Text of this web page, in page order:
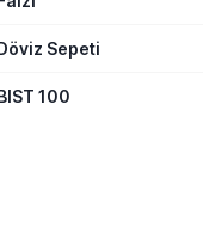
Sepeti
100